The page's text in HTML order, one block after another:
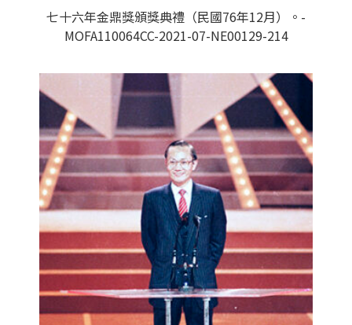
七十六年金鼎獎頒獎典禮（民國76年12月）。-
MOFA110064CC-2021-07-NE00129-214